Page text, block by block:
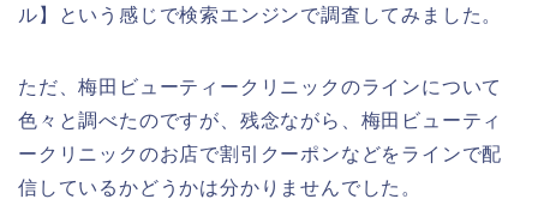
ル】という感じで検索エンジンで調査してみました。
ただ、梅田ビューティークリニックのラインについて
色々と調べたのですが、残念ながら、梅田ビューティ
ークリニックのお店で割引クーポンなどをラインで配
信しているかどうかは分かりませんでした。